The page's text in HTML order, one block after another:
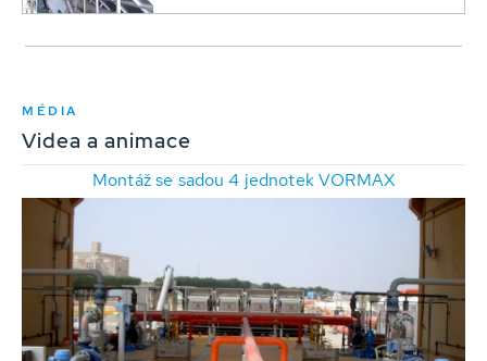
MÉDIA
Videa a animace
Montáž se sadou 4 jednotek VORMAX